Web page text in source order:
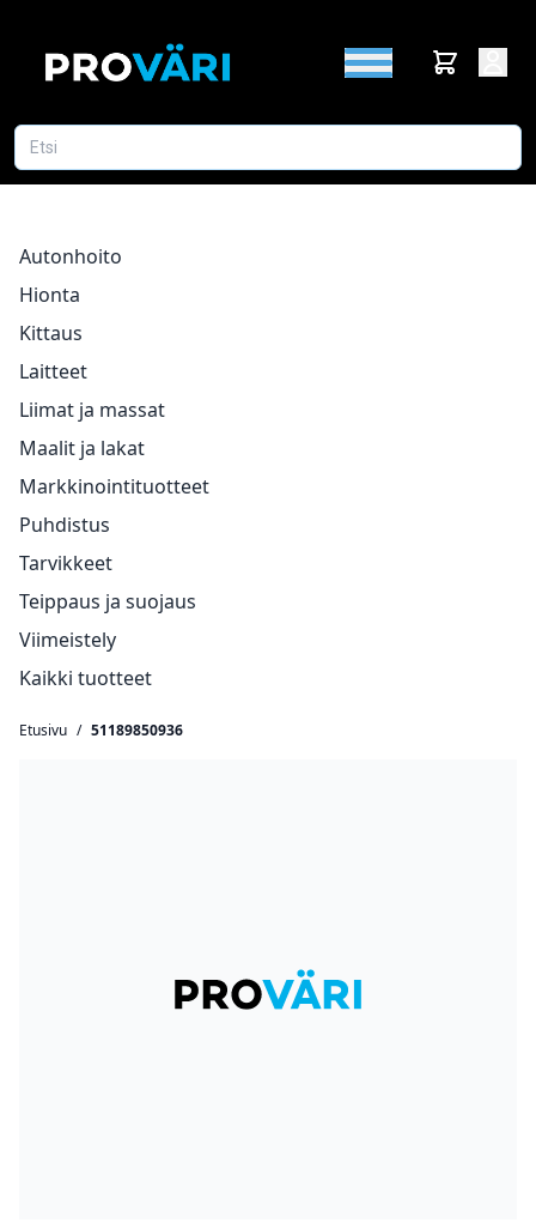
Autonhoito
Hionta
Kittaus
Laitteet
Liimat ja massat
Maalit ja lakat
Markkinointituotteet
Puhdistus
Tarvikkeet
Teippaus ja suojaus
Viimeistely
Kaikki tuotteet
Etusivu / 51189850936